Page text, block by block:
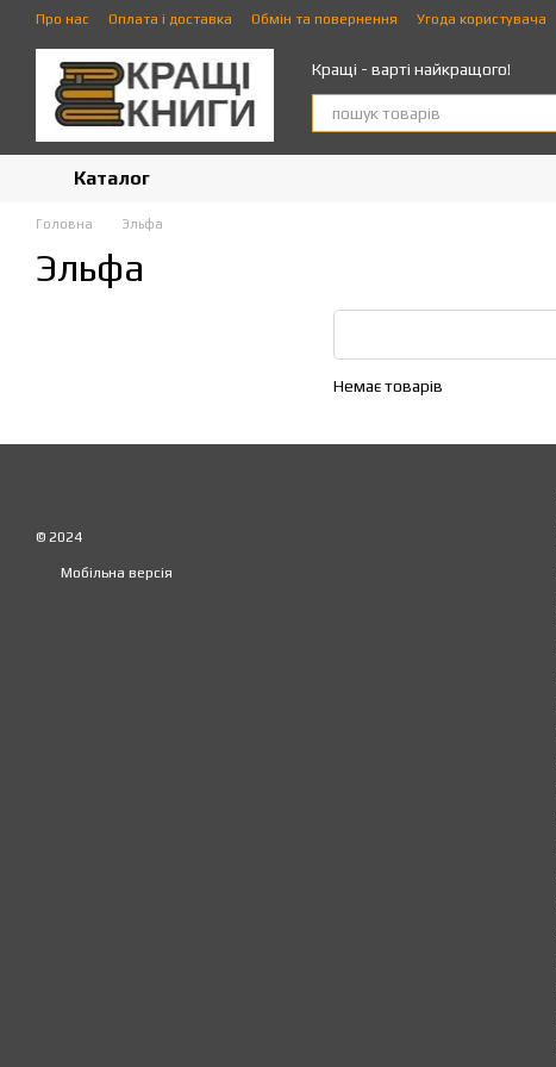
Перейти до основного контенту
Про нас Оплата і доставка Обмін та повернення Угода користувача
Кращі - варті найкращого!
Каталог
Головна Эльфа
Эльфа
Немає товарів
© 2024
Мобільна версія